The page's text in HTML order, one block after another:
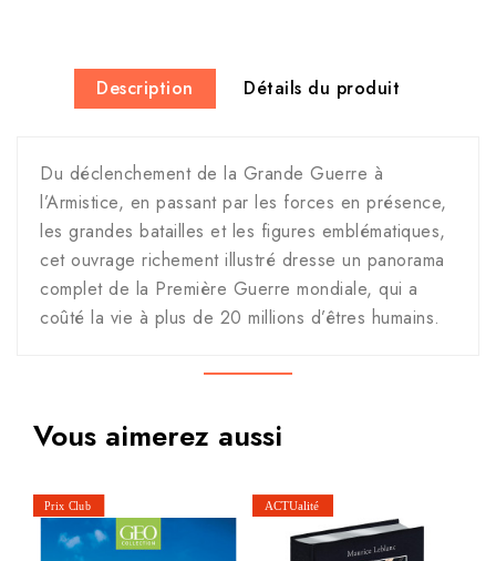
Description Détails du produit
Du déclenchement de la Grande Guerre à
l’Armistice, en passant par les forces en présence,
les grandes batailles et les figures emblématiques,
cet ouvrage richement illustré dresse un panorama
complet de la Première Guerre mondiale, qui a
coûté la vie à plus de 20 millions d’êtres humains.
Vous aimerez aussi